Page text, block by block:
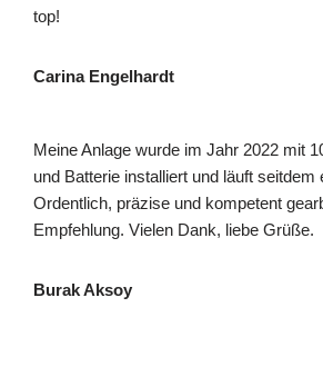
top!
Carina Engelhardt
Meine Anlage wurde im Jahr 2022 mit
und Batterie installiert und läuft seitdem
Ordentlich, präzise und kompetent
Empfehlung. Vielen Dank, liebe Grüße.
Burak Aksoy